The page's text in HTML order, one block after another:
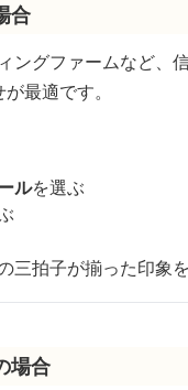
合
グファームなど、
最適です。
ルを選ぶ
拍子が揃った印象
場合